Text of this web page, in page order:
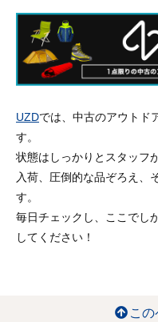
UZDでは、中古のアウトド
す。
状態はしっかりとスタッフ
入荷、圧倒的な品ぞろえ、
す。
毎日チェックし、ここでし
してください！
こ